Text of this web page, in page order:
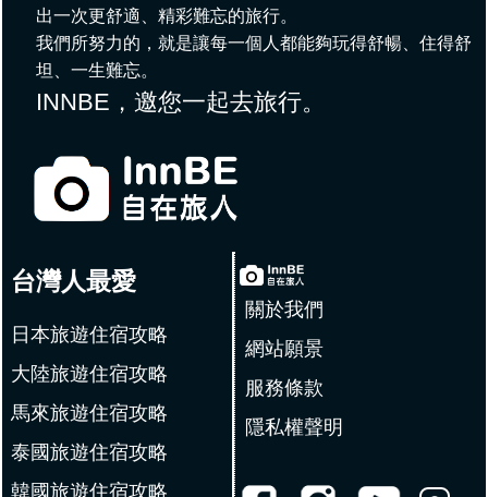
出一次更舒適、精彩難忘的旅行。
我們所努力的，就是讓每一個人都能夠玩得舒暢、住得舒
坦、一生難忘。
INNBE，邀您一起去旅行。
台灣人最愛
日本旅遊住宿攻略
大陸旅遊住宿攻略
馬來旅遊住宿攻略
泰國旅遊住宿攻略
韓國旅遊住宿攻略
關於我們
網站願景
服務條款
隱私權聲明